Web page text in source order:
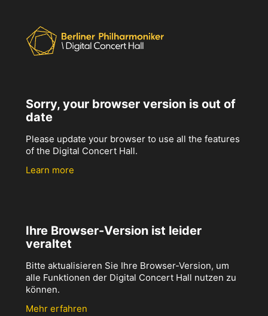
Sorry, your browser version is out of
date
Please update your browser to use all the features
of the Digital Concert Hall.
Learn more
Ihre Browser-Version ist leider
veraltet
Bitte aktualisieren Sie Ihre Browser-Version, um
alle Funktionen der Digital Concert Hall nutzen zu
können.
Mehr erfahren